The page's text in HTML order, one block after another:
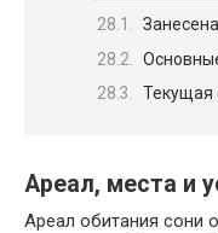
Текущая
Ареал, места и
Ареал обитания сони